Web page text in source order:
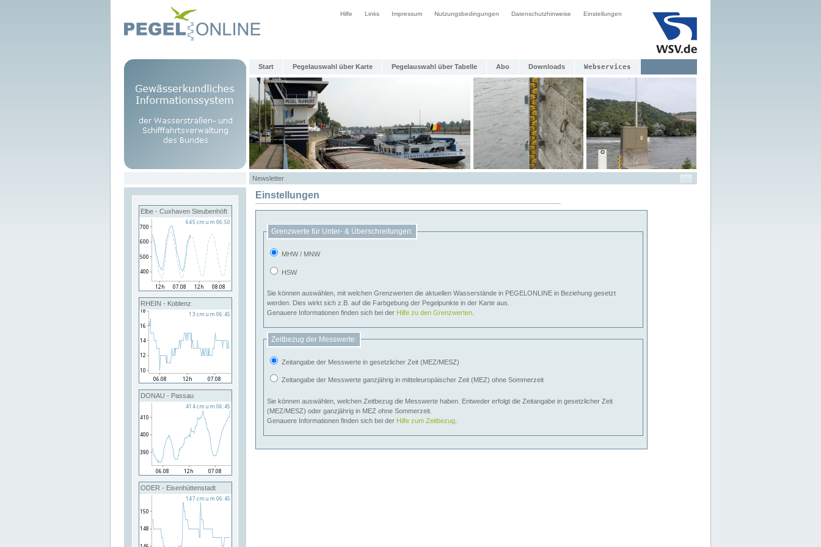
Hilfe Links Impressum Nutzungsbedingungen Datenschutzhinweise Einstellungen
Start Pegelauswahl über Karte Pegelauswahl über Tabelle Abo Downloads Webservices
Newsletter
Elbe - Cuxhaven Steubenhöft
RHEIN - Koblenz
DONAU - Passau
ODER - Eisenhüttenstadt
Einstellungen
Grenzwerte für Unter- & Überschreitungen:
MHW / MNW
HSW
Sie können auswählen, mit welchen Grenzwerten die aktuellen Wasserstände in PEGELONLINE in Beziehung gesetzt
werden. Dies wirkt sich z.B. auf die Farbgebung der Pegelpunkte in der Karte aus.
Genauere Informationen finden sich bei der Hilfe zu den Grenzwerten
Zeitbezug der Messwerte:
Zeitangabe der Messwerte in gesetzlicher Zeit (MEZ/MESZ)
Zeitangabe der Messwerte ganzjährig in mitteleuropäischer Zeit (MEZ) ohne Sommerzeit
Sie können auswählen, welchen Zeitbezug die Messwerte haben. Entweder erfolgt die Zeitangabe in gesetzlicher Zeit
(MEZ/MESZ) oder ganzjährig in MEZ ohne Sommerzeit.
Genauere Informationen finden sich bei der Hilfe zum Zeitbezug